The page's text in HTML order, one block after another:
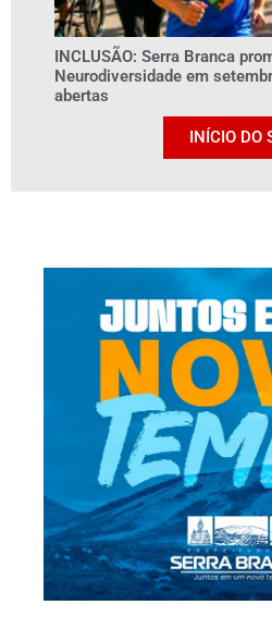
INCLUSÃO: Serra Branca
Neurodiversidade em
abertas
INÍCIO DO